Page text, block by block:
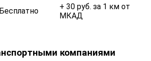
Бесплатно
+ 30 руб. за 1 км от
МКАД
компаниями